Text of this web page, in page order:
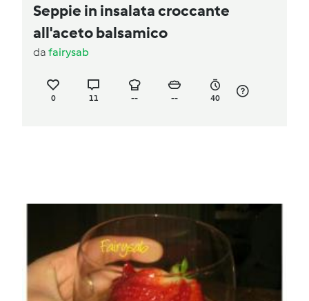
Seppie in insalata croccante
all'aceto balsamico
da fairysab
0 11 -- -- 40